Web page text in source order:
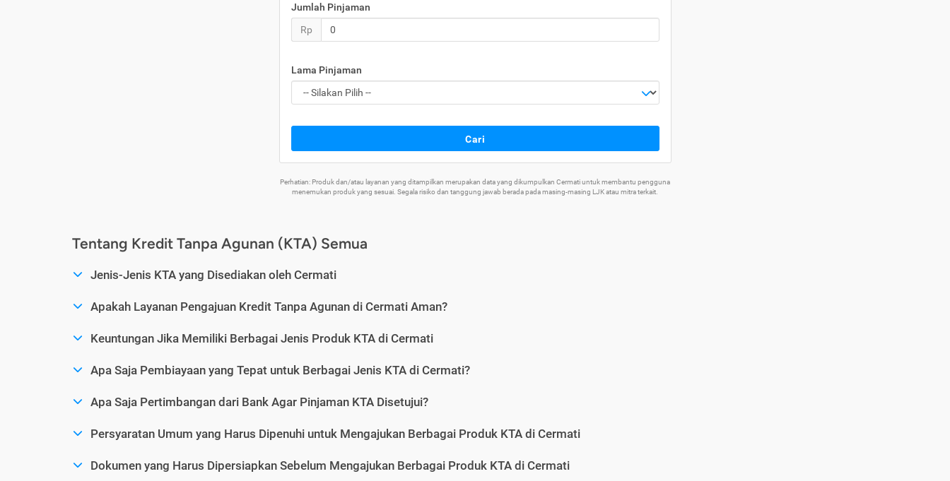
Jumlah Pinjaman
Rp
Lama Pinjaman
Cari
Perhatian: Produk dan/atau layanan yang ditampilkan merupakan data yang dikumpulkan Cermati untuk membantu pengguna
menemukan produk yang sesuai. Segala risiko dan tanggung jawab berada pada masing-masing LJK atau mitra terkait.
Tentang Kredit Tanpa Agunan (KTA) Semua
Jenis-Jenis KTA yang Disediakan oleh Cermati
Apakah Layanan Pengajuan Kredit Tanpa Agunan di Cermati Aman?
Keuntungan Jika Memiliki Berbagai Jenis Produk KTA di Cermati
Apa Saja Pembiayaan yang Tepat untuk Berbagai Jenis KTA di Cermati?
Apa Saja Pertimbangan dari Bank Agar Pinjaman KTA Disetujui?
Persyaratan Umum yang Harus Dipenuhi untuk Mengajukan Berbagai Produk KTA di Cermati
Dokumen yang Harus Dipersiapkan Sebelum Mengajukan Berbagai Produk KTA di Cermati